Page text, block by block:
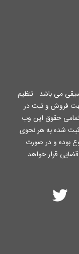
می باشد . تنظیم
فروش و ثبت در
تمامی حقوق این وب
ثبت شده به هر نحوی
ممنوع بوده و در صورت
قرار خواهد